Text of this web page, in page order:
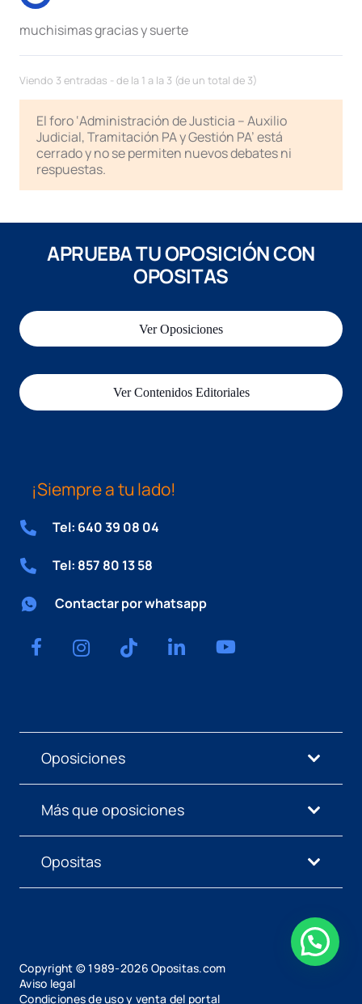
muchisimas gracias y suerte
Viendo 3 entradas - de la 1 a la 3 (de un total de 3)
El foro ‘Administración de Justicia – Auxilio
Judicial, Tramitación PA y Gestión PA’ está
cerrado y no se permiten nuevos debates ni
respuestas.
APRUEBA TU OPOSICIÓN CON
OPOSITAS
Ver Oposiciones
Ver Contenidos Editoriales
¡Siempre a tu lado!
Tel: 640 39 08 04
Tel: 857 80 13 58
Contactar por whatsapp
Oposiciones
Más que oposiciones
Opositas
Copyright © 1989-2026 Opositas.com
Aviso legal
Condiciones de uso y venta del portal